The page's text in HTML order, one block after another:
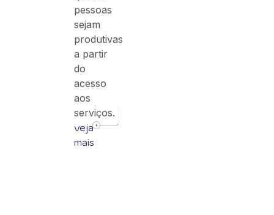
pessoas
sejam
produtivas
a partir
do
acesso
aos
serviços.
veja
mais